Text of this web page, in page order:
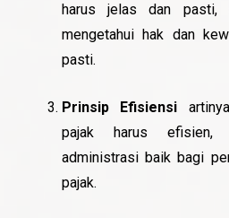
harus jelas dan pasti,
mengetahui hak dan
pasti.
Prinsip Efisiensi
pajak harus efisien,
administrasi baik bagi
pajak.